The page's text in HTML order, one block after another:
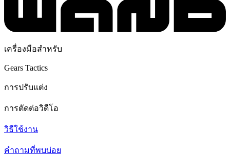
เครื่องมือสำหรับ
Gears Tactics
การปรับแต่ง
การตัดต่อวิดีโอ
วิธีใช้งาน
คำถามที่พบบ่อย